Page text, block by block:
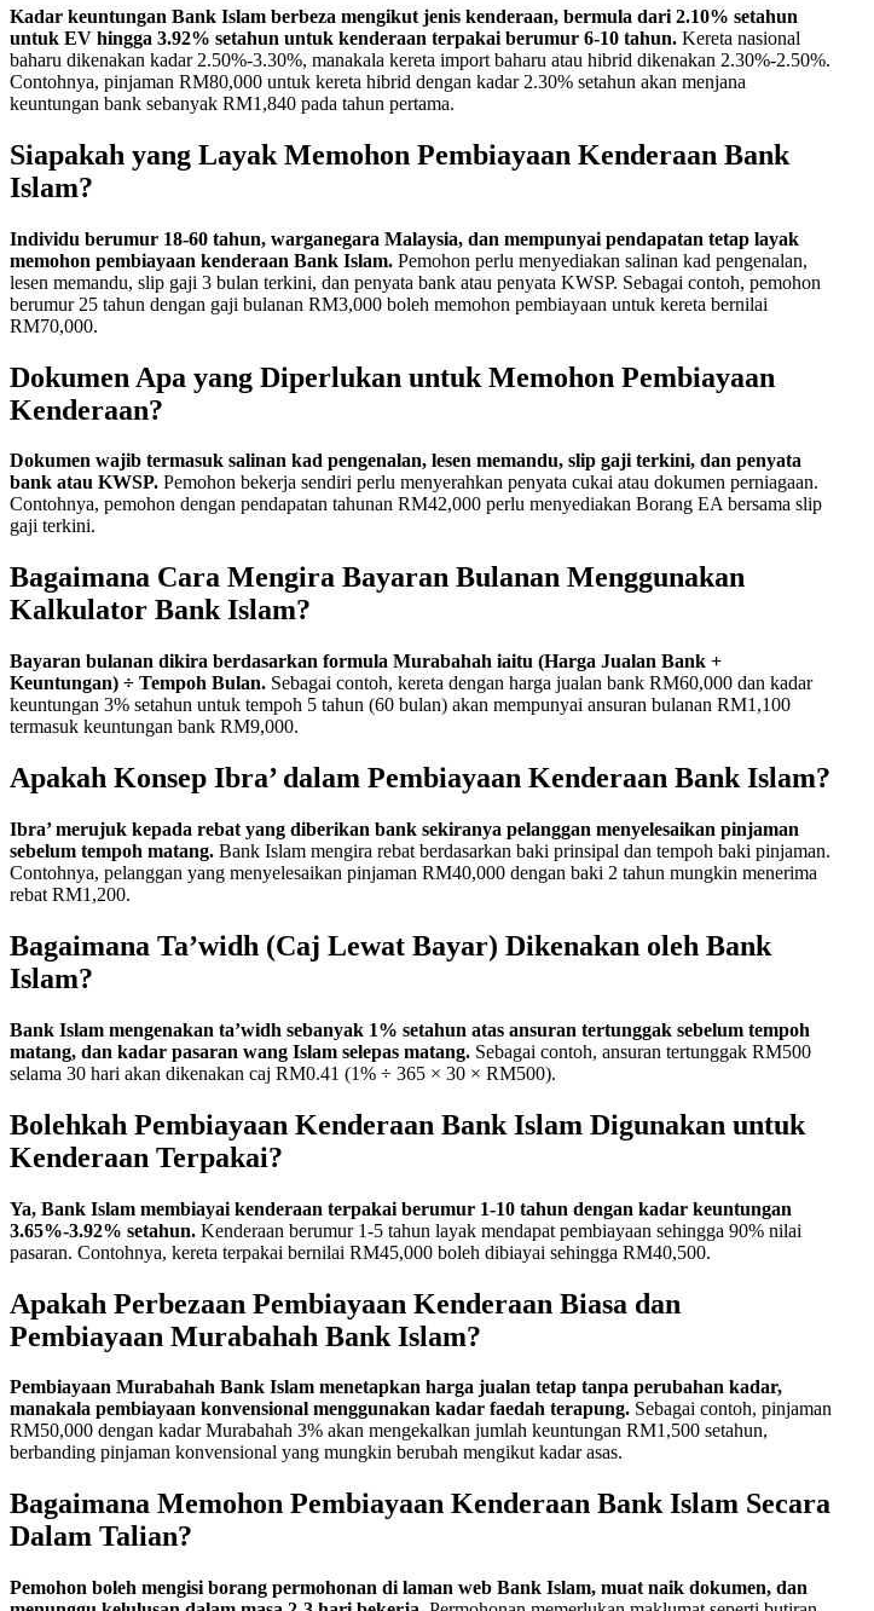
Kadar keuntungan Bank Islam berbeza mengikut jenis kenderaan, bermula dari 2.10% setahun
untuk EV hingga 3.92% setahun untuk kenderaan terpakai berumur 6-10 tahun. Kereta nasional
baharu dikenakan kadar 2.50%-3.30%, manakala kereta import baharu atau hibrid dikenakan 2.30%-2.50%.
Contohnya, pinjaman RM80,000 untuk kereta hibrid dengan kadar 2.30% setahun akan menjana
keuntungan bank sebanyak RM1,840 pada tahun pertama.
Siapakah yang Layak Memohon Pembiayaan Kenderaan Bank
Islam?
Individu berumur 18-60 tahun, warganegara Malaysia, dan mempunyai pendapatan tetap layak
memohon pembiayaan kenderaan Bank Islam. Pemohon perlu menyediakan salinan kad pengenalan,
lesen memandu, slip gaji 3 bulan terkini, dan penyata bank atau penyata KWSP. Sebagai contoh, pemohon
berumur 25 tahun dengan gaji bulanan RM3,000 boleh memohon pembiayaan untuk kereta bernilai
RM70,000.
Dokumen Apa yang Diperlukan untuk Memohon Pembiayaan
Kenderaan?
Dokumen wajib termasuk salinan kad pengenalan, lesen memandu, slip gaji terkini, dan penyata
bank atau KWSP. Pemohon bekerja sendiri perlu menyerahkan penyata cukai atau dokumen perniagaan.
Contohnya, pemohon dengan pendapatan tahunan RM42,000 perlu menyediakan Borang EA bersama slip
gaji terkini.
Bagaimana Cara Mengira Bayaran Bulanan Menggunakan
Kalkulator Bank Islam?
Bayaran bulanan dikira berdasarkan formula Murabahah iaitu (Harga Jualan Bank +
Keuntungan) ÷ Tempoh Bulan. Sebagai contoh, kereta dengan harga jualan bank RM60,000 dan kadar
keuntungan 3% setahun untuk tempoh 5 tahun (60 bulan) akan mempunyai ansuran bulanan RM1,100
termasuk keuntungan bank RM9,000.
Apakah Konsep Ibra’ dalam Pembiayaan Kenderaan Bank Islam?
Ibra’ merujuk kepada rebat yang diberikan bank sekiranya pelanggan menyelesaikan pinjaman
sebelum tempoh matang. Bank Islam mengira rebat berdasarkan baki prinsipal dan tempoh baki pinjaman.
Contohnya, pelanggan yang menyelesaikan pinjaman RM40,000 dengan baki 2 tahun mungkin menerima
rebat RM1,200.
Bagaimana Ta’widh (Caj Lewat Bayar) Dikenakan oleh Bank
Islam?
Bank Islam mengenakan ta’widh sebanyak 1% setahun atas ansuran tertunggak sebelum tempoh
matang, dan kadar pasaran wang Islam selepas matang. Sebagai contoh, ansuran tertunggak RM500
selama 30 hari akan dikenakan caj RM0.41 (1% ÷ 365 × 30 × RM500).
Bolehkah Pembiayaan Kenderaan Bank Islam Digunakan untuk
Kenderaan Terpakai?
Ya, Bank Islam membiayai kenderaan terpakai berumur 1-10 tahun dengan kadar keuntungan
3.65%-3.92% setahun. Kenderaan berumur 1-5 tahun layak mendapat pembiayaan sehingga 90% nilai
pasaran. Contohnya, kereta terpakai bernilai RM45,000 boleh dibiayai sehingga RM40,500.
Apakah Perbezaan Pembiayaan Kenderaan Biasa dan
Pembiayaan Murabahah Bank Islam?
Pembiayaan Murabahah Bank Islam menetapkan harga jualan tetap tanpa perubahan kadar,
manakala pembiayaan konvensional menggunakan kadar faedah terapung. Sebagai contoh, pinjaman
RM50,000 dengan kadar Murabahah 3% akan mengekalkan jumlah keuntungan RM1,500 setahun,
berbanding pinjaman konvensional yang mungkin berubah mengikut kadar asas.
Bagaimana Memohon Pembiayaan Kenderaan Bank Islam Secara
Dalam Talian?
Pemohon boleh mengisi borang permohonan di laman web Bank Islam, muat naik dokumen, dan